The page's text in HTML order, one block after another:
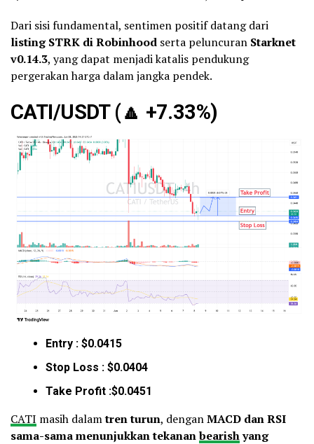
Dari sisi fundamental, sentimen positif datang dari
listing STRK di Robinhood serta peluncuran Starknet
v0.14.3, yang dapat menjadi katalis pendukung
pergerakan harga dalam jangka pendek.
CATI/USDT (🔼 +7.33%)
Entry : $0.0415
Stop Loss : $0.0404
Take Profit :$0.0451
CATI masih dalamtren turun, denganMACD dan RSI
sama-sama menunjukkan tekananbearishyang